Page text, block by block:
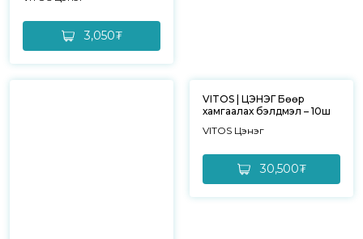
3,050₮
VITOS | ЦЭНЭГ Бөөр
хамгаалах бэлдмэл – 10ш
VITOS Цэнэг
30,500₮